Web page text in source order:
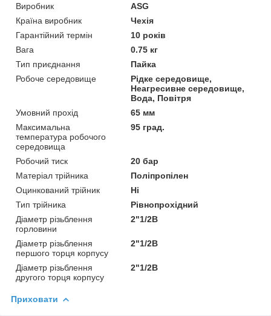
Виробник
ASG
Країна виробник
Чехія
Гарантійний термін
10 років
Вага
0.75 кг
Тип приєднання
Пайка
Робоче середовище
Рідке середовище,
Неагресивне середовище,
Вода, Повітря
Умовний прохід
65 мм
Максимальна
температура робочого
середовища
95 град.
Робочий тиск
20 бар
Матеріал трійника
Поліпропілен
Оцинкований трійник
Ні
Тип трійника
Рівнопрохідний
Діаметр різьблення
горловини
2"1/2В
Діаметр різьблення
першого торця корпусу
2"1/2В
Діаметр різьблення
другого торця корпусу
2"1/2В
Приховати